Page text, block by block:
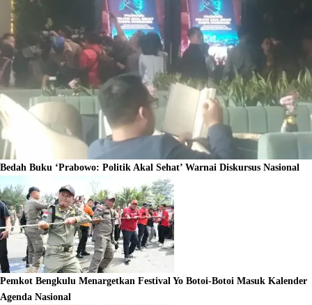
Bedah Buku ‘Prabowo: Politik Akal Sehat’ Warnai Diskursus Nasional
Pemkot Bengkulu Menargetkan Festival Yo Botoi-Botoi Masuk Kalender
Agenda Nasional